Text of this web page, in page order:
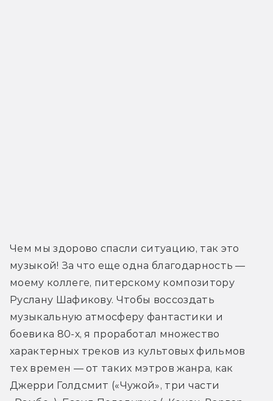
Чем мы здорово спасли ситуацию, так это
музыкой! За что еще одна благодарность —
моему коллеге, питерскому композитору
Руслану Шафикову. Чтобы воссоздать
музыкальную атмосферу фантастики и
боевика 80-х, я проработал множество
характерных треков из культовых фильмов
тех времен — от таких мэтров жанра, как
Джерри Голдсмит («Чужой», три части